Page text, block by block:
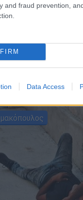
and fraud prevention,
Data Access
|
Αθηνών
ΔΙΑΒΑΣΕΣ;